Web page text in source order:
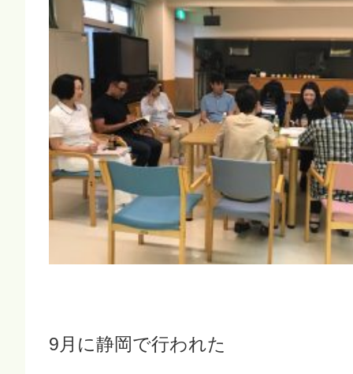
9月に静岡で行われた